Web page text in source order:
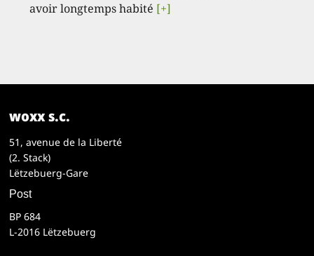
avoir longtemps habité [+]
woxx s.c.
51, avenue de la Liberté
(2. Stack)
Lëtzebuerg-Gare
Post
BP 684
L-2016 Lëtzebuerg